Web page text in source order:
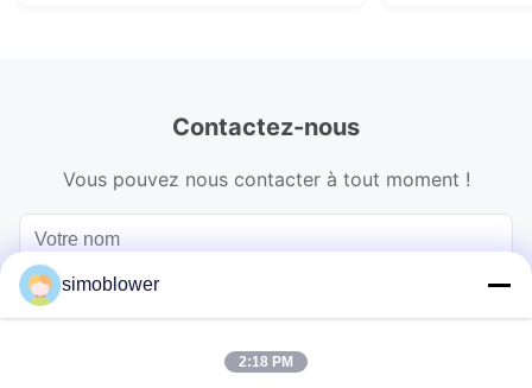
Contactez-nous
Vous pouvez nous contacter à tout moment !
simoblower
2:18 PM